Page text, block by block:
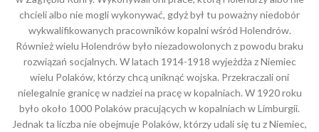
chcieli albo nie mogli wykonywać, gdyż był tu poważny niedobór
wykwalifikowanych pracowników kopalni wśród Holendrów.
Również wielu Holendrów było niezadowolonych z powodu braku
rozwiązań socjalnych. W latach 1914-1918 wyjeżdża z Niemiec
wielu Polaków, którzy chcą uniknąć wojska. Przekraczali oni
nielegalnie granicę w nadziei na pracę w kopalniach. W 1920 roku
było około 1000 Polaków pracujących w kopalniach w Limburgii.
Jednak ta liczba nie obejmuje Polaków, którzy udali się tu z Niemiec,